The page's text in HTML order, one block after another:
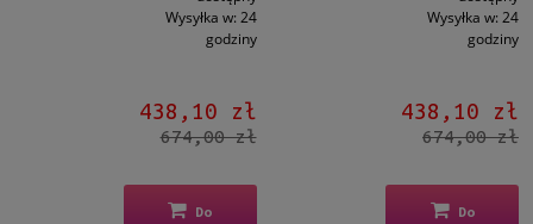
Wysyłka w: 24
godziny
438,10 zł
674,00 zł
Do
Wysyłka w: 24
godziny
438,10 zł
674,00 zł
Do